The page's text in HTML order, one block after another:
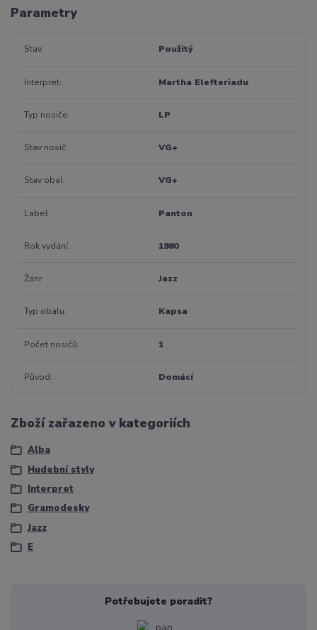
Parametry
Stav Použitý
Interpret Martha Elefteriadu
Typ nosiče LP
Stav nosič VG+
Stav obal VG+
Label Panton
Rok vydání 1980
Žánr Jazz
Typ obalu Kapsa
Počet nosičů 1
Původ Domácí
Zboží zařazeno v kategoriích
Alba
Hudební styly
Interpret
Gramodesky
Jazz
E
Potřebujete poradit?